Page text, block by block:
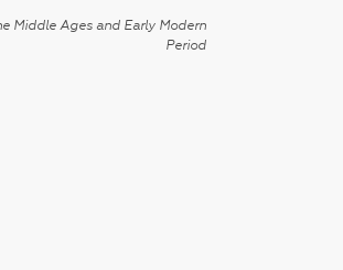
Middle Ages and Early Modern
Period